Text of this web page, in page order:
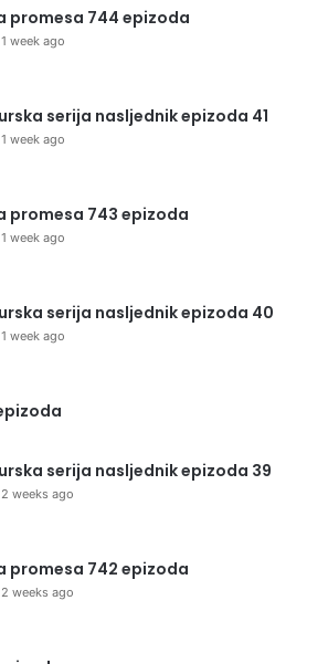
promesa 744 epizoda
1 week ago
serija nasljednik epizoda 41
1 week ago
promesa 743 epizoda
1 week ago
serija nasljednik epizoda 40
1 week ago
serija nasljednik epizoda 39
2 weeks ago
promesa 742 epizoda
2 weeks ago